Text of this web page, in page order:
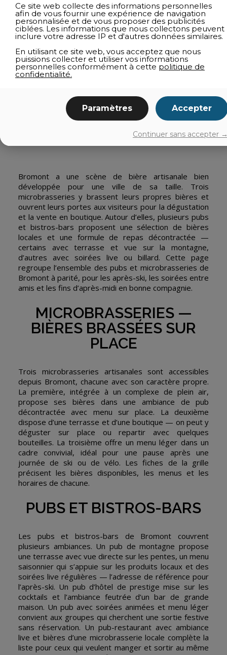
LES BRASSEURS DE WEST SHEFFORD
microbrasserie bières artisanales terrasse boutique
Bromont a une scène de bière artisanale bien
développée pour une ville de sa taille. Trois
microbrasseries y brassent leurs propres bières et
ouvrent leurs portes aux visiteurs pour la dégustation
et la vente en boutique. Autour d’elles, plusieurs pubs
et bistros-bars proposent une sélection de bières
locales et une formule de repas décontractée —
certains avec terrasse et vue sur la montagne,
d’autres avec soirées live ou billard. Cette page
regroupe l’ensemble des pubs et microbrasseries de
Bromont à parité, pour les après-ski, les soirées entre
amis et les fins d’après-midi en bonne compagnie.
MICROBRASSERIES —
BIÈRES BRASSÉES SUR
PLACE
Trois microbrasseries artisanales sont accessibles
depuis Bromont, chacune avec son caractère propre.
La première, intégrée à un complexe de plein air,
propose ses bières dans une ambiance de pub
décontractée avec menu sur place. La deuxième
dispose d’une terrasse et d’une boutique — on peut y
déguster sur place ou repartir avec quelques
bouteilles. La troisième offre un menu léger dans un
cadre convivial, idéal pour une pause après une
journée de ski ou de vélo. Les fiches de la grille
précisent les bières disponibles, les menus et les
horaires de chacune.
PUBS ET BISTROS-BARS
Les pubs et bistros-bars de Bromont couvrent
plusieurs ambiances. Un pub de montagne propose
une terrasse avec vue directe sur les pentes, un menu
saisonnier qui s’appuie sur les produits locaux et des
soirées live régulières — l’adresse de référence pour
l’après-ski. Un pub d’hôtel de prestige mise sur les
cocktails et l’ambiance feutrée d’un bar de grande
maison. Un pub avec soirées animées et menu léger
convient aux groupes qui cherchent une sortie festive
sans réservation. Un pub-restaurant avec ambiance
live et bières d’une microbrasserie locale complète la
liste pour ceux qui veulent manger et sortir au même
Ce site web collecte des informations personnelles
afin de vous fournir une expérience de navigation
personnalisée et de vous proposer des publicités
ciblées. Les informations que nous collectons peuvent
inclure votre adresse IP et d'autres données similaires.
En utilisant ce site web, vous acceptez que nous
puissions collecter et utiliser vos informations
personnelles conformément à cette politique de
confidentialité.
Paramètres Accepter
Continuer sans accepter